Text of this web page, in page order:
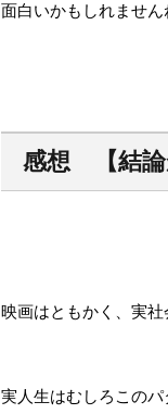
面白いかもしれません
感想 【結論
映画はともかく、実
実人生はむしろこの